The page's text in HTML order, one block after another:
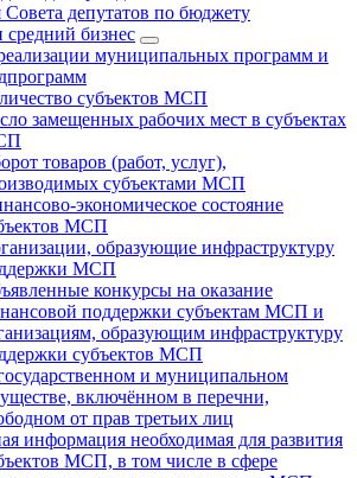
депутатов по бюджету
бизнес
муниципальных программ и
субъектов МСП
замещенных рабочих мест в субъектах
товаров (работ, услуг),
субъектами МСП
экономическое состояние
МСП
образующие инфраструктуру
МСП
конкурсы на оказание
поддержки субъектам МСП и
образующим инфраструктуру
субъектов МСП
и муниципальном
включённом в перечни,
от прав третьих лиц
информация необходимая для развития
МСП, в том числе в сфере